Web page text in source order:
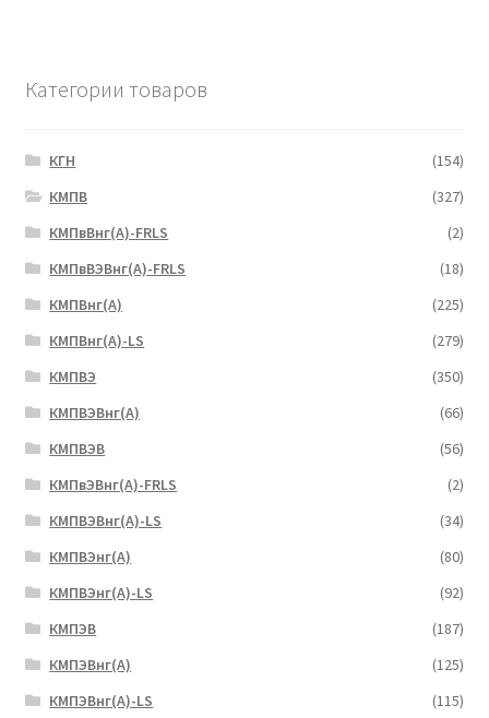
Категории товаров
КГН
(154)
КМПВ
(327)
КМПвВнг(А)-FRLS
(2)
КМПвВЭВнг(А)-FRLS
(18)
КМПВнг(А)
(225)
КМПВнг(А)-LS
(279)
КМПВЭ
(350)
КМПВЭBнг(А)
(66)
КМПВЭВ
(56)
КМПвЭВнг(А)-FRLS
(2)
КМПВЭВнг(А)-LS
(34)
КМПВЭнг(А)
(80)
КМПВЭнг(А)-LS
(92)
КМПЭВ
(187)
КМПЭВнг(А)
(125)
КМПЭВнг(А)-LS
(115)